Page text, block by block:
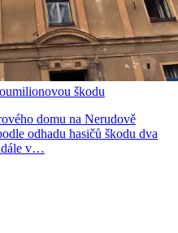
škodu
domu na Nerudově
odhadu hasičů škodu dva
v…